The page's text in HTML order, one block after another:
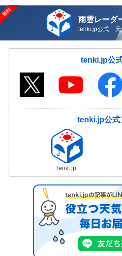
雨雲レーダ
tenki.jp公式 天
tenki.jp公
tenki.jp公式
tenki.jp